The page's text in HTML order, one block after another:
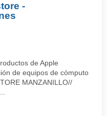
-
de Apple
de equipos de cómputo
MANZANILLO//